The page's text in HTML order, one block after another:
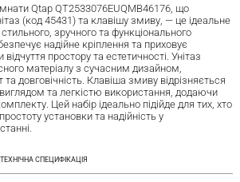
Qtap QT2533076EUQMB46176, що
(код 45431) та клавішу змиву, — це ідеальне
зручного та функціонального
надійне кріплення та приховує
простору та естетичності. Унітаз
матеріалу з сучасним дизайном,
довговічність. Клавіша змиву відрізняється
та легкістю використання, додаючи
Цей набір ідеально підійде для тих, хто
установки та надійність у
ТЕХНІЧНА СПЕЦИФІКАЦІЯ